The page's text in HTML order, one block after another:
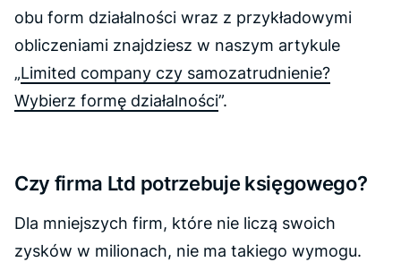
obu form działalności wraz z przykładowymi
obliczeniami znajdziesz w naszym artykule
„Limited company czy samozatrudnienie?
Wybierz formę działalności”.
Czy firma Ltd potrzebuje księgowego?
Dla mniejszych firm, które nie liczą swoich
zysków w milionach, nie ma takiego wymogu.